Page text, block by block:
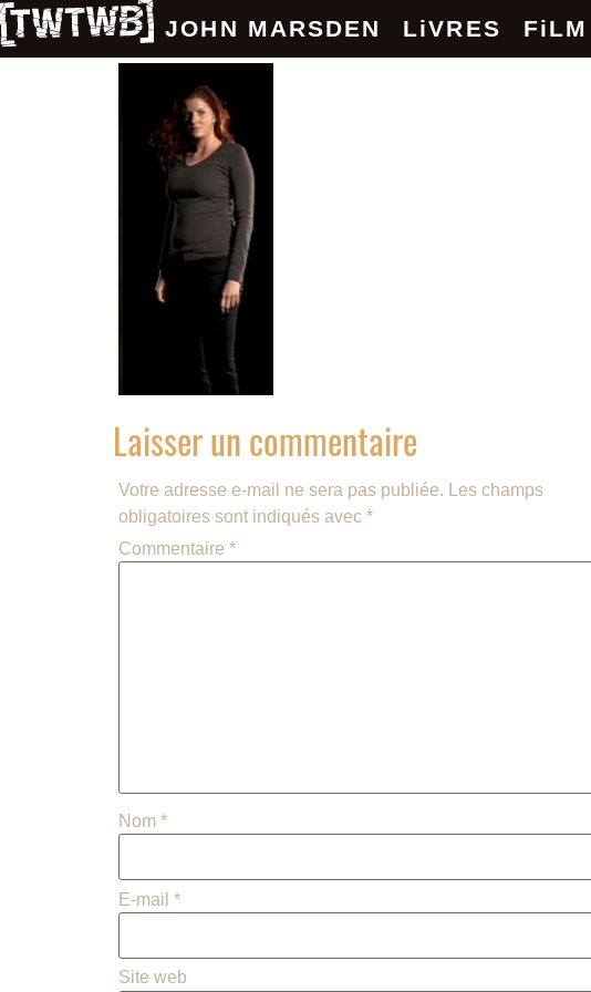
JOHN MARSDEN LiVRES FiLM
Laisser un commentaire
Votre adresse e-mail ne sera pas publiée.
Les champs
obligatoires sont indiqués avec *
Commentaire *
Nom *
E-mail *
Site web